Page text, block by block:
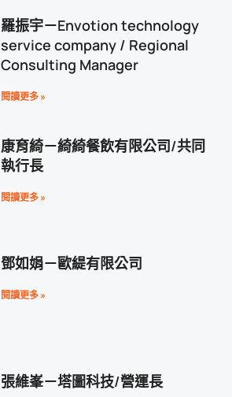
羅振宇－Envotion technology
service company / Regional
Consulting Manager
閱讀更多 »
康育綺－綺綺餐飲有限公司/共同
執行長
閱讀更多 »
鄧如娟－歐緹有限公司
閱讀更多 »
張維峯－塔圖科技/營運長